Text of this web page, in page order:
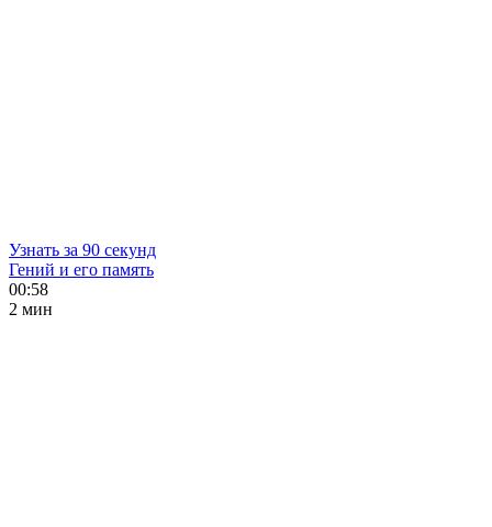
Узнать за 90 секунд
Гений и его память
00:58
2 мин